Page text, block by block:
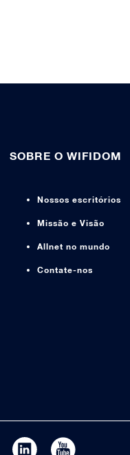
SOBRE O WIFIDOM
Nossos escritórios
Missão e Visão
Allnet no mundo
Contate-nos